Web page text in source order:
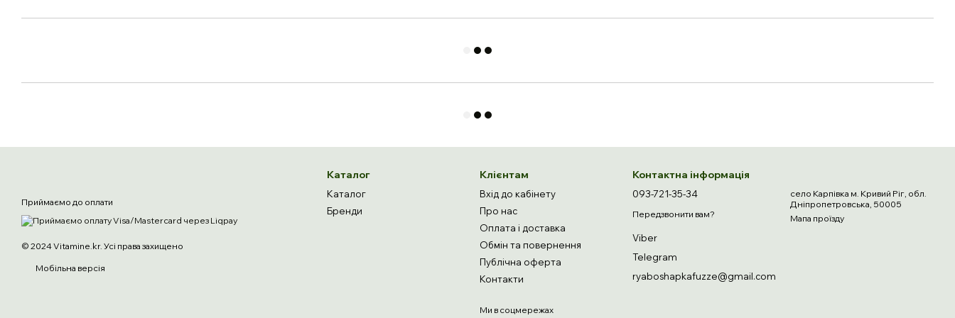
Приймаємо до оплати
© 2024 Vitamine.kr. Усі права захищено
Мобільна версія
Каталог
Каталог
Бренди
Клієнтам
Вхід до кабінету
Про нас
Оплата і доставка
Обмін та повернення
Публічна оферта
Контакти
Ми в соцмережах
Контактна інформація
093-721-35-34
Передзвонити вам?
Viber
Telegram
ryaboshapkafuzze@gmail.com
село Карпівка м. Кривий Ріг, обл.
Дніпропетровська, 50005
Мапа проїзду